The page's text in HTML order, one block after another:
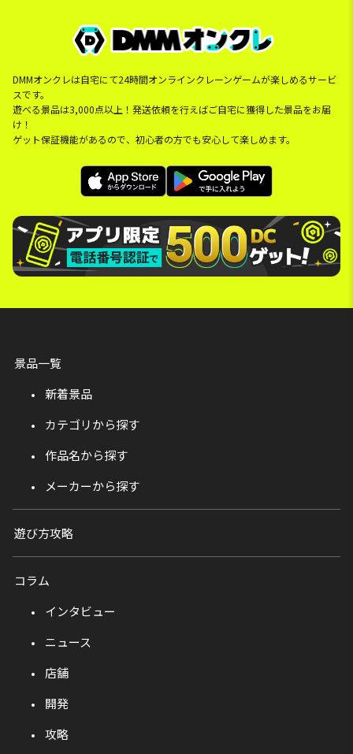
DMMオンクレは自宅にて24時間オンラインクレーンゲームが楽しめるサービ
スです。
遊べる景品は3,000点以上！発送依頼を行えばご自宅に獲得した景品をお届
け！
ゲット保証機能があるので、初心者の方でも安心して楽しめます。
景品一覧
新着景品
カテゴリから探す
作品名から探す
メーカーから探す
遊び方攻略
コラム
インタビュー
ニュース
店舗
開発
攻略